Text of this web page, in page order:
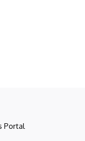
Portal